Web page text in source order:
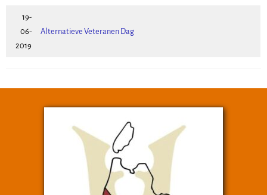
19-
06-
2019
Alternatieve Veteranen Dag